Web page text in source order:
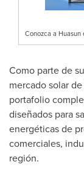
Conozca a
Como parte de
mercado solar
portafolio
diseñados para
energéticas de
comerciales,
región.